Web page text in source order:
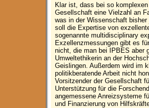
Klar ist, dass bei so
Gesellschaft eine Vielzahl an
was in der Wissenschaft
soll die Expertise von
sogenannte multidisciplinary
Exzellenzmessungen gibt es
nicht, die man bei IPBES aber
Umweltethikerin an der
Geislingen. Außerdem wird im
politikberatende Arbeit nicht
Vorsitzender der Gesellschaft
Unterstützung für die
angemessene Anreizsysteme
und Finanzierung von